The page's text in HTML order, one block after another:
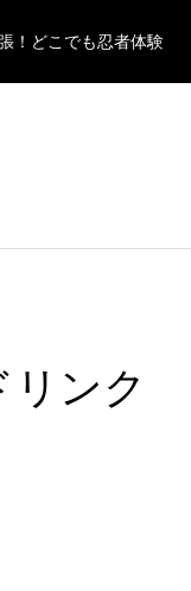
！どこでも忍者体験
リンク